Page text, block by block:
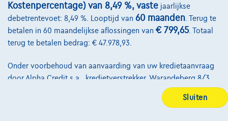
Kostenpercentage) van 8,49 %, vaste jaarlijkse
debetrentevoet: 8,49 %. Looptijd van 60 maanden . Terug te
betalen in 60 maandelijkse aflossingen van € 799,65. Totaal
terug te betalen bedrag: € 47.978,93.
Onder voorbehoud van aanvaarding van uw kredietaanvraag
door Alpha Credit s.a., kredietverstrekker, Warandeberg 8/3,
1000 Brussel, BTW BE 0445.781.316, RPM Brussel. Adverteerder:
TCS Mobility S.A., agent in nevenfunctie, Boulevard Albert II 4,
Sluiten
Privacyverklaring
Cookiebeleid